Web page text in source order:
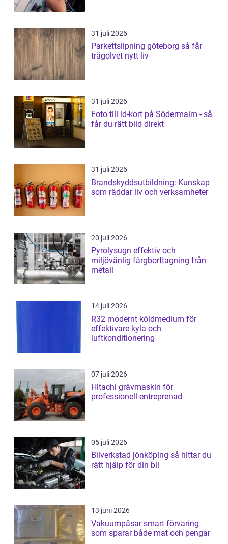
31 juli 2026
Parkettslipning göteborg så får
trägolvet nytt liv
31 juli 2026
Foto till id-kort på Södermalm - så
får du rätt bild direkt
31 juli 2026
Brandskyddsutbildning: Kunskap
som räddar liv och verksamheter
20 juli 2026
Pyrolysugn effektiv och
miljövänlig färgborttagning från
metall
14 juli 2026
R32 modernt köldmedium för
effektivare kyla och
luftkonditionering
07 juli 2026
Hitachi grävmaskin för
professionell entreprenad
05 juli 2026
Bilverkstad jönköping så hittar du
rätt hjälp för din bil
13 juni 2026
Vakuumpåsar smart förvaring
som sparar både mat och pengar